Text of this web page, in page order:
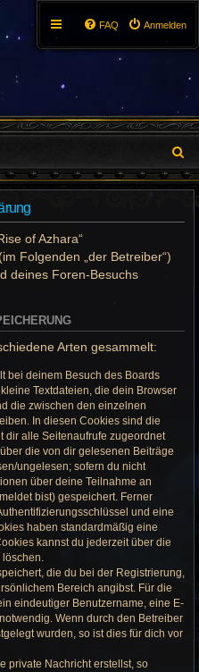
Anmelden
FAQ
u
of Azhara“
Folgenden „der Betreiber“)
deines Foren-Besuchs
Arten gesammelt:
bei deinem Besuch des Boards
Textdateien, die dein Browser
die zwischen den einzelnen
In diesen Cookies sind die
dir alle Seitenaufrufe zugeordnet
die von dir gelesenen Beiträge
ungelesen; sofern du nicht
über deine Teilnahme an
bist) gespeichert. Ferner
und eine
haben standardmäßig eine
kannst du jederzeit über die
löschen.
die du bei der Registrierung,
Bereich angibst. Für die
eindeutiger Benutzername, eine E-
Wenn durch den Betreiber
wurden, so ist dies für dich vor
private Nachricht erstellst, so